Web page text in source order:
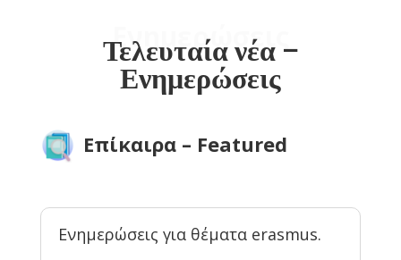
Ενημερώσεις
Τελευταία νέα –
Ενημερώσεις
Επίκαιρα – Featured
Ενημερώσεις για θέματα erasmus.